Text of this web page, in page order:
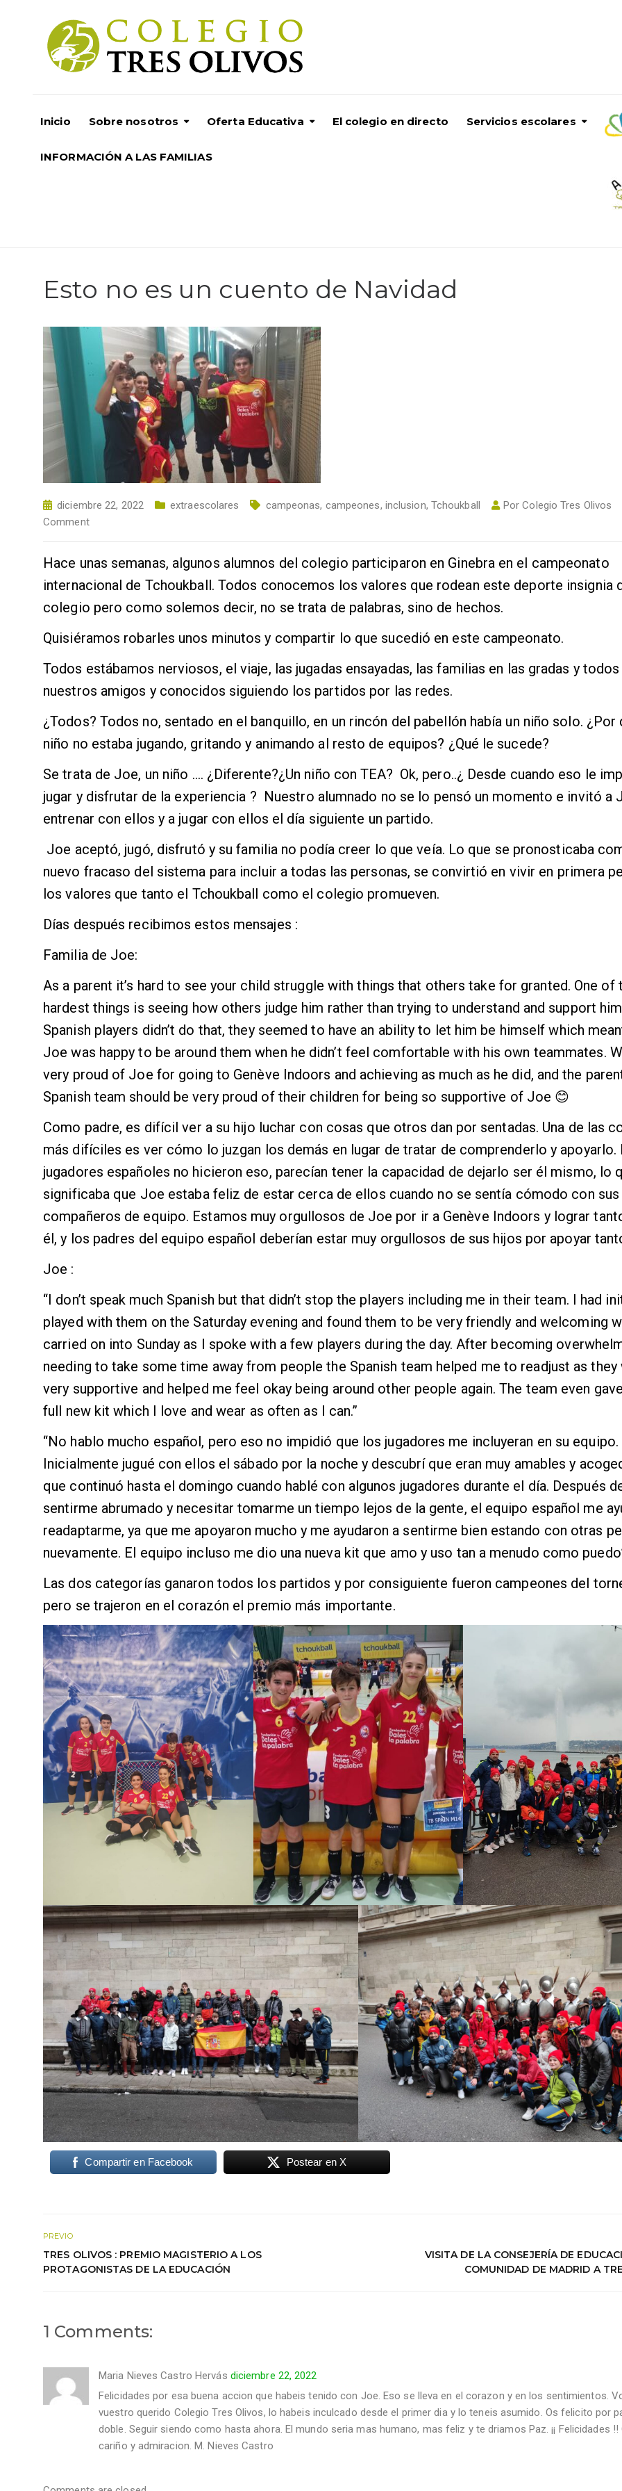
Inicio Sobre nosotros Oferta Educativa El colegio en directo Servicios escolares
INFORMACIÓN A LAS FAMILIAS
Esto no es un cuento de Navidad
diciembre 22, 2022 extraescolares campeonas, campeones, inclusion, Tchoukball PorColegio Tres Olivos
Comment
Hace unas semanas, algunos alumnos del colegio participaron en Ginebra en el campeonato
internacional de Tchoukball. Todos conocemos los valores que rodean este deporte insignia
colegio pero como solemos decir, no se trata de palabras, sino de hechos.
Quisiéramos robarles unos minutos y compartir lo que sucedió en este campeonato.
Todos estábamos nerviosos, el viaje, las jugadas ensayadas, las familias en las gradas y todos
nuestros amigos y conocidos siguiendo los partidos por las redes.
¿Todos? Todos no, sentado en el banquillo, en un rincón del pabellón había un niño solo. ¿Por
niño no estaba jugando, gritando y animando al resto de equipos? ¿Qué le sucede?
Se trata de Joe, un niño …. ¿Diferente?¿Un niño con TEA? Ok, pero..¿ Desde cuando eso le
jugar y disfrutar de la experiencia ? Nuestro alumnado no se lo pensó un momento e invitó a
entrenar con ellos y a jugar con ellos el día siguiente un partido.
Joe aceptó, jugó, disfrutó y su familia no podía creer lo que veía. Lo que se pronosticaba
nuevo fracaso del sistema para incluir a todas las personas, se convirtió en vivir en primera
los valores que tanto el Tchoukball como el colegio promueven.
Días después recibimos estos mensajes :
Familia de Joe:
As a parent it’s hard to see your child struggle with things that others take for granted. One of
hardest things is seeing how others judge him rather than trying to understand and support
Spanish players didn’t do that, they seemed to have an ability to let him be himself which
Joe was happy to be around them when he didn’t feel comfortable with his own teammates.
very proud of Joe for going to Genève Indoors and achieving as much as he did, and the
Spanish team should be very proud of their children for being so supportive of Joe 😊
Como padre, es difícil ver a su hijo luchar con cosas que otros dan por sentadas. Una de las
más difíciles es ver cómo lo juzgan los demás en lugar de tratar de comprenderlo y apoyarlo.
jugadores españoles no hicieron eso, parecían tener la capacidad de dejarlo ser él mismo, lo
significaba que Joe estaba feliz de estar cerca de ellos cuando no se sentía cómodo con
compañeros de equipo. Estamos muy orgullosos de Joe por ir a Genève Indoors y lograr
él, y los padres del equipo español deberían estar muy orgullosos de sus hijos por apoyar
Joe :
“I don’t speak much Spanish but that didn’t stop the players including me in their team. I had
played with them on the Saturday evening and found them to be very friendly and welcoming
carried on into Sunday as I spoke with a few players during the day. After becoming
needing to take some time away from people the Spanish team helped me to readjust as they
very supportive and helped me feel okay being around other people again. The team even
full new kit which I love and wear as often as I can.”
“No hablo mucho español, pero eso no impidió que los jugadores me incluyeran en su equipo.
Inicialmente jugué con ellos el sábado por la noche y descubrí que eran muy amables y
que continuó hasta el domingo cuando hablé con algunos jugadores durante el día. Después
sentirme abrumado y necesitar tomarme un tiempo lejos de la gente, el equipo español me
readaptarme, ya que me apoyaron mucho y me ayudaron a sentirme bien estando con otras
nuevamente. El equipo incluso me dio una nueva kit que amo y uso tan a menudo como
Las dos categorías ganaron todos los partidos y por consiguiente fueron campeones del
pero se trajeron en el corazón el premio más importante.
Compartir en Facebook Postear en X
PREVIO
TRES OLIVOS : PREMIO MAGISTERIO A LOS
PROTAGONISTAS DE LA EDUCACIÓN
VISITA DE LA CONSEJERÍA DE
COMUNIDAD DE MADRID A
1 Comments:
Maria Nieves Castro Hervás diciembre 22, 2022
Felicidades por esa buena accion que habeis tenido con Joe. Eso se lleva en el corazon y en los sentimientos.
vuestro querido Colegio Tres Olivos, lo habeis inculcado desde el primer dia y lo teneis asumido. Os felicito por
doble. Seguir siendo como hasta ahora. El mundo seria mas humano, mas feliz y te driamos Paz. ¡¡ Felicidades
cariño y admiracion. M. Nieves Castro